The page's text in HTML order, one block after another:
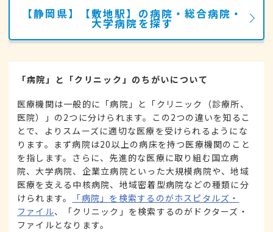
【静岡県】【敷地駅】の病院・総合病院・
大学病院を探す
「病院」と「クリニック」のちがいについて
医療機関は一般的に「病院」と「クリニック（診療所、
医院）」の2つに分けられます。この2つの違いを知るこ
とで、よりスムーズに適切な医療を受けられるようにな
ります。まず病院は20以上の病床を持つ医療機関のこと
を指します。さらに、先進的な医療に取り組む国立病
院、大学病院、企業立病院といった大規模病院や、地域
医療を支える中核病院、地域密着型病院などの種類に分
けられます。
「病院」を検索するのがホスピタルズ・
ファイル、「クリニック」を検索するのがドクターズ・
ファイルとなります。